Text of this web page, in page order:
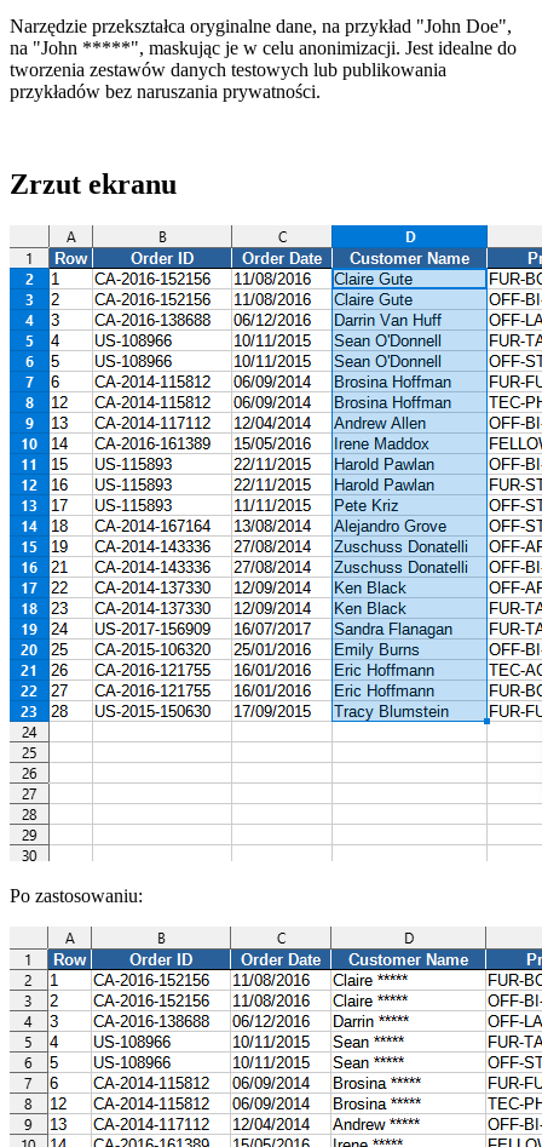
Narzędzie przekształca oryginalne dane, na przykład "John Doe",
na "John *****", maskując je w celu anonimizacji. Jest idealne do
tworzenia zestawów danych testowych lub publikowania
przykładów bez naruszania prywatności.
Zrzut ekranu
Po zastosowaniu: